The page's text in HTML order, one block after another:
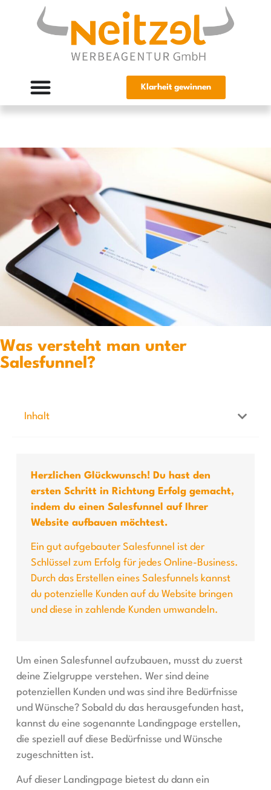
Klarheit gewinnen
Was versteht man unter
Salesfunnel?
Inhalt
Herzlichen Glückwunsch! Du hast den
ersten Schritt in Richtung Erfolg gemacht,
indem du einen Salesfunnel auf Ihrer
Website aufbauen möchtest.
Ein gut aufgebauter Salesfunnel ist der
Schlüssel zum Erfolg für jedes Online-Business.
Durch das Erstellen eines Salesfunnels kannst
du potenzielle Kunden auf du Website bringen
und diese in zahlende Kunden umwandeln.
Um einen Salesfunnel aufzubauen, musst du zuerst
deine Zielgruppe verstehen. Wer sind deine
potenziellen Kunden und was sind ihre Bedürfnisse
und Wünsche? Sobald du das herausgefunden hast,
kannst du eine sogenannte Landingpage erstellen,
die speziell auf diese Bedürfnisse und Wünsche
zugeschnitten ist.
Auf dieser Landingpage bietest du dann ein